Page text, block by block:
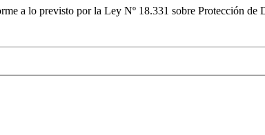
a lo previsto por la Ley Nº 18.331 sobre Protección